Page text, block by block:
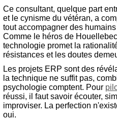
Ce consultant, quelque part
et le cynisme du vétéran, a
tout accompagner des
Comme le héros de
technologie promet la
résistances et les doutes
Les projets ERP sont des
la technique ne suffit pas,
psychologie comptent. Pour
réussi, il faut savoir écouter,
improviser. La perfection
oui.